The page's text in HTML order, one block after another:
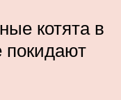
котята в
покидают